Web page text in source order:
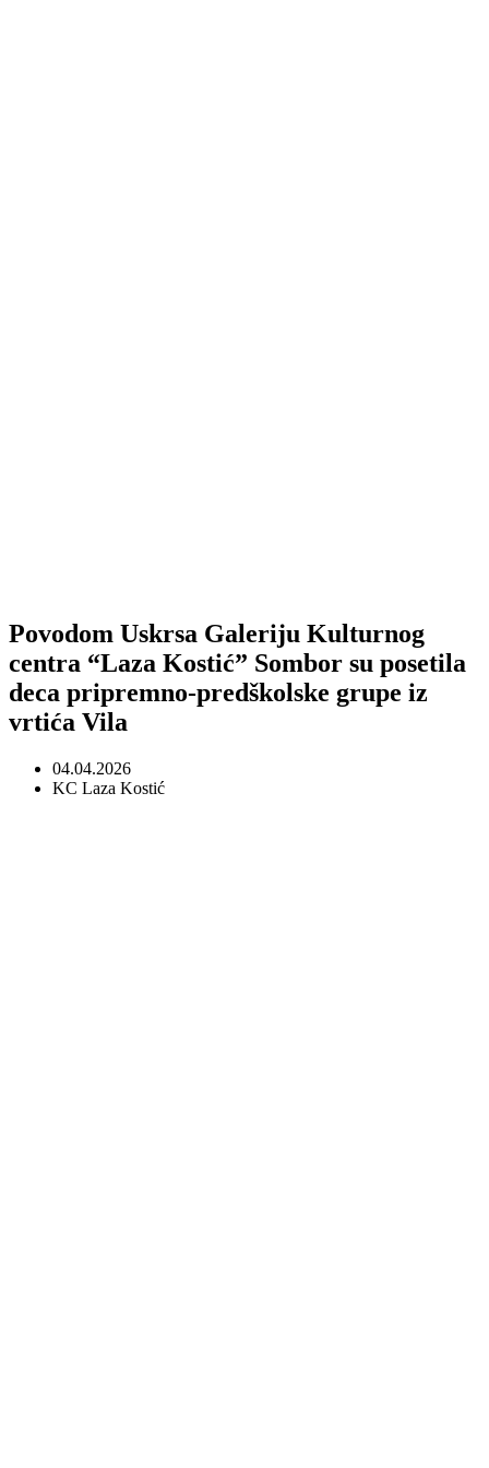
Povodom Uskrsa Galeriju Kulturnog
centra “Laza Kostić” Sombor su posetila
deca pripremno-predškolske grupe iz
vrtića Vila
04.04.2026
KC Laza Kostić